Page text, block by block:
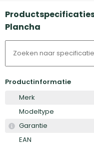
Plancha
Productinformatie
Merk
Modeltype
Garantie
EAN